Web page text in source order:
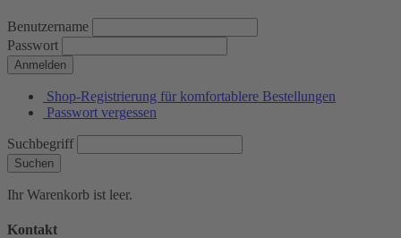
Benutzername
Passwort
Anmelden
Shop-Registrierung für komfortablere Bestellungen
Passwort vergessen
Suchbegriff
Suchen
Ihr Warenkorb ist leer.
Kontakt